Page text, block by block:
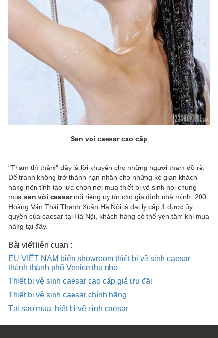
Sen vòi caesar cao cấp
"Tham thì thâm" đây là lời khuyên cho những người tham đồ rẻ.
Để tránh không trở thành nạn nhân cho những kẻ gian khách
hàng nên tỉnh táo lựa chọn nơi mua thiết bị vệ sinh nói chung
mua sen vòi caesarnói riêng uy tín cho gia đình nhà mình. 200
Hoàng Văn Thái Thanh Xuân Hà Nội là đại lý cấp 1 được ủy
quyền của caesar tại Hà Nội, khách hàng có thể yên tâm khi mua
hàng tại đây.
Bài viết liên quan :
EU VIỆT NAM biến showroom thiết bị vệ sinh caesar
thành thành phố Venice thu nhỏ
Thiết bị vệ sinh caesar cao cấp giá ưu đãi
Thiết bị vệ sinh caesar chính hãng
Tại sao mua thiết bị vệ sinh caesar